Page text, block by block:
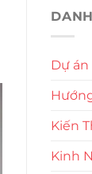
Dự án
Kiến
Kinh